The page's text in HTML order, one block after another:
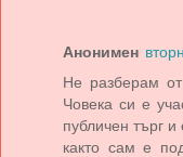
Анонимен
Не разберам от
Човека си е
публичен търг
както сам е